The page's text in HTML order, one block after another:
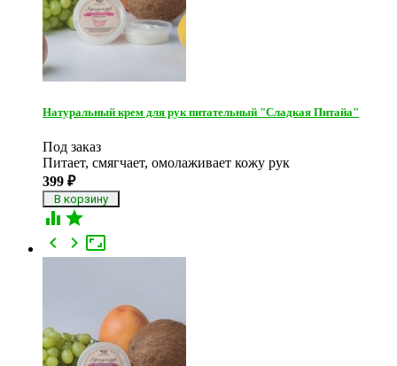
Натуральный крем для рук питательный "Сладкая Питайа"
Под заказ
Питает, смягчает, омолаживает кожу рук
399 ₽
 

 